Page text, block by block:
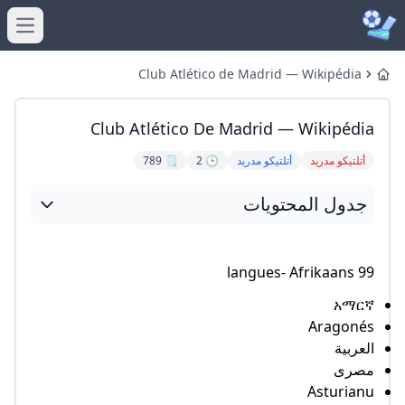
menu
Club Atlético de Madrid — Wikipédia
Club Atlético De Madrid —
أتلتيكو مدريد أتلتيكو مدريد 🕒 2
🗒️ 789
المحتويات